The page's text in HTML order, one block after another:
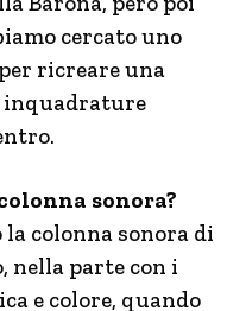
cercato uno
ricreare una
inquadrature
sonora?
la colonna sonora di
nella parte con i
e colore, quando